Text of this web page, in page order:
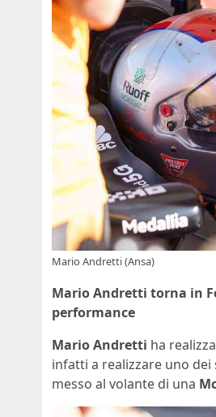
Mario Andretti (Ansa)
Mario Andretti torna in
performance
Mario Andretti ha
infatti a realizzare uno
messo al volante di una